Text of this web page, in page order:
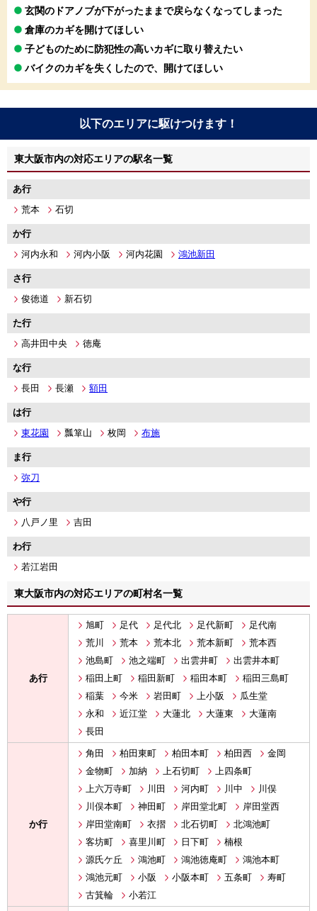
玄関のドアノブが下がったままで戻らなくなってしまった
倉庫のカギを開けてほしい
子どものために防犯性の高いカギに取り替えたい
バイクのカギを失くしたので、開けてほしい
以下のエリアに駆けつけます！
東大阪市内の対応エリアの駅名一覧
あ行
荒本
石切
か行
河内永和
河内小阪 河内花園 鴻池新田
さ行
俊徳道
新石切
た行
高井田中央
徳庵
な行
長田
長瀬 額田
は行
東花園
瓢箪山 枚岡 布施
ま行
弥刀
や行
八戸ノ里
吉田
わ行
若江岩田
東大阪市内の対応エリアの町村名一覧
あ行
旭町 足代 足代北 足代新町
足代南
荒川
荒本 荒本北 荒本新町
荒本西
池島町
池之端町 出雲井町
出雲井本町
稲田上町
稲田新町 稲田本町
稲田三島町
稲葉
今米 岩田町 上小阪
瓜生堂
永和
近江堂 大蓮北 大蓮東
大蓮南
長田
か行
角田 柏田東町 柏田本町 柏田西
金岡
金物町
加納 上石切町
上四条町
上六万寺町
川田 河内町 川中
川俣
川俣本町
神田町 岸田堂北町
岸田堂西
岸田堂南町
衣摺 北石切町
北鴻池町
客坊町
喜里川町 日下町
楠根
源氏ケ丘
鴻池町 鴻池徳庵町
鴻池本町
鴻池元町
小阪 小阪本町 五条町
寿町
古箕輪
小若江